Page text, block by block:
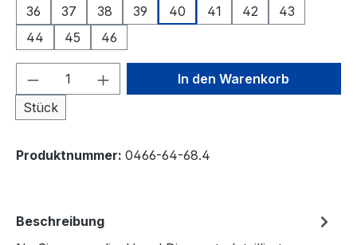
36
37 38 39 40 41 42
43
44
45 46
Produkt Anzahl: Gib den
Stück
In den Warenkorb
Produktnummer: 0466-64-68.4
Beschreibung